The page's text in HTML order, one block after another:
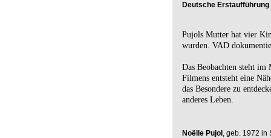
Deutsche Erstaufführung
Pujols Mutter hat vier
wurden. VAD
Das Beobachten steht
Filmens entsteht eine
das Besondere zu
anderes Leben.
Noëlle Pujol , geb. 1972 in